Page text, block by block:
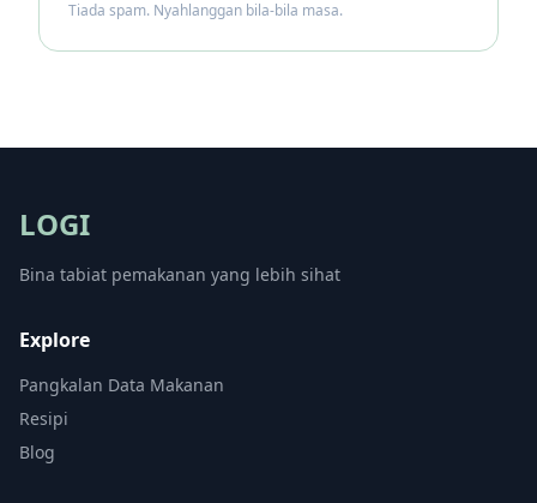
Tiada spam. Nyahlanggan bila-bila masa.
LOGI
Bina tabiat pemakanan yang lebih sihat
Explore
Pangkalan Data Makanan
Resipi
Blog